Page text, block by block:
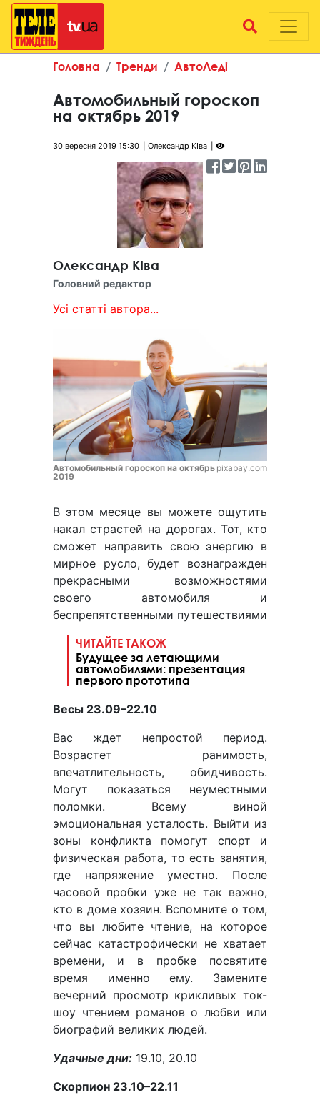
Головна Тренди АвтоЛеді
Автомобильный гороскоп
на октябрь 2019
30 вересня 2019 15:30 Олександр КІва
Олександр КІва
Головний редактор
Усі статті автора...
Автомобильный гороскоп на октябрь
2019
pixabay.com
В этом месяце вы можете ощутить
накал страстей на дорогах. Тот, кто
сможет направить свою энергию в
мирное русло, будет вознагражден
прекрасными возможностями
своего автомобиля и
беспрепятственными путешествиями
ЧИТАЙТЕ ТАКОЖ
Будущее за летающими
автомобилями: презентация
первого прототипа
Весы 23.09–22.10
Вас ждет непростой период.
Возрастет ранимость,
впечатлительность, обидчивость.
Могут показаться неуместными
поломки. Всему виной
эмоциональная усталость. Выйти из
зоны конфликта помогут спорт и
физическая работа, то есть занятия,
где напряжение уместно. После
часовой пробки уже не так важно,
кто в доме хозяин. Вспомните о том,
что вы любите чтение, на которое
сейчас катастрофически не хватает
времени, и в пробке посвятите
время именно ему. Замените
вечерний просмотр крикливых ток-
шоу чтением романов о любви или
биографий великих людей.
Удачные дни: 19.10, 20.10
Скорпион 23.10–22.11